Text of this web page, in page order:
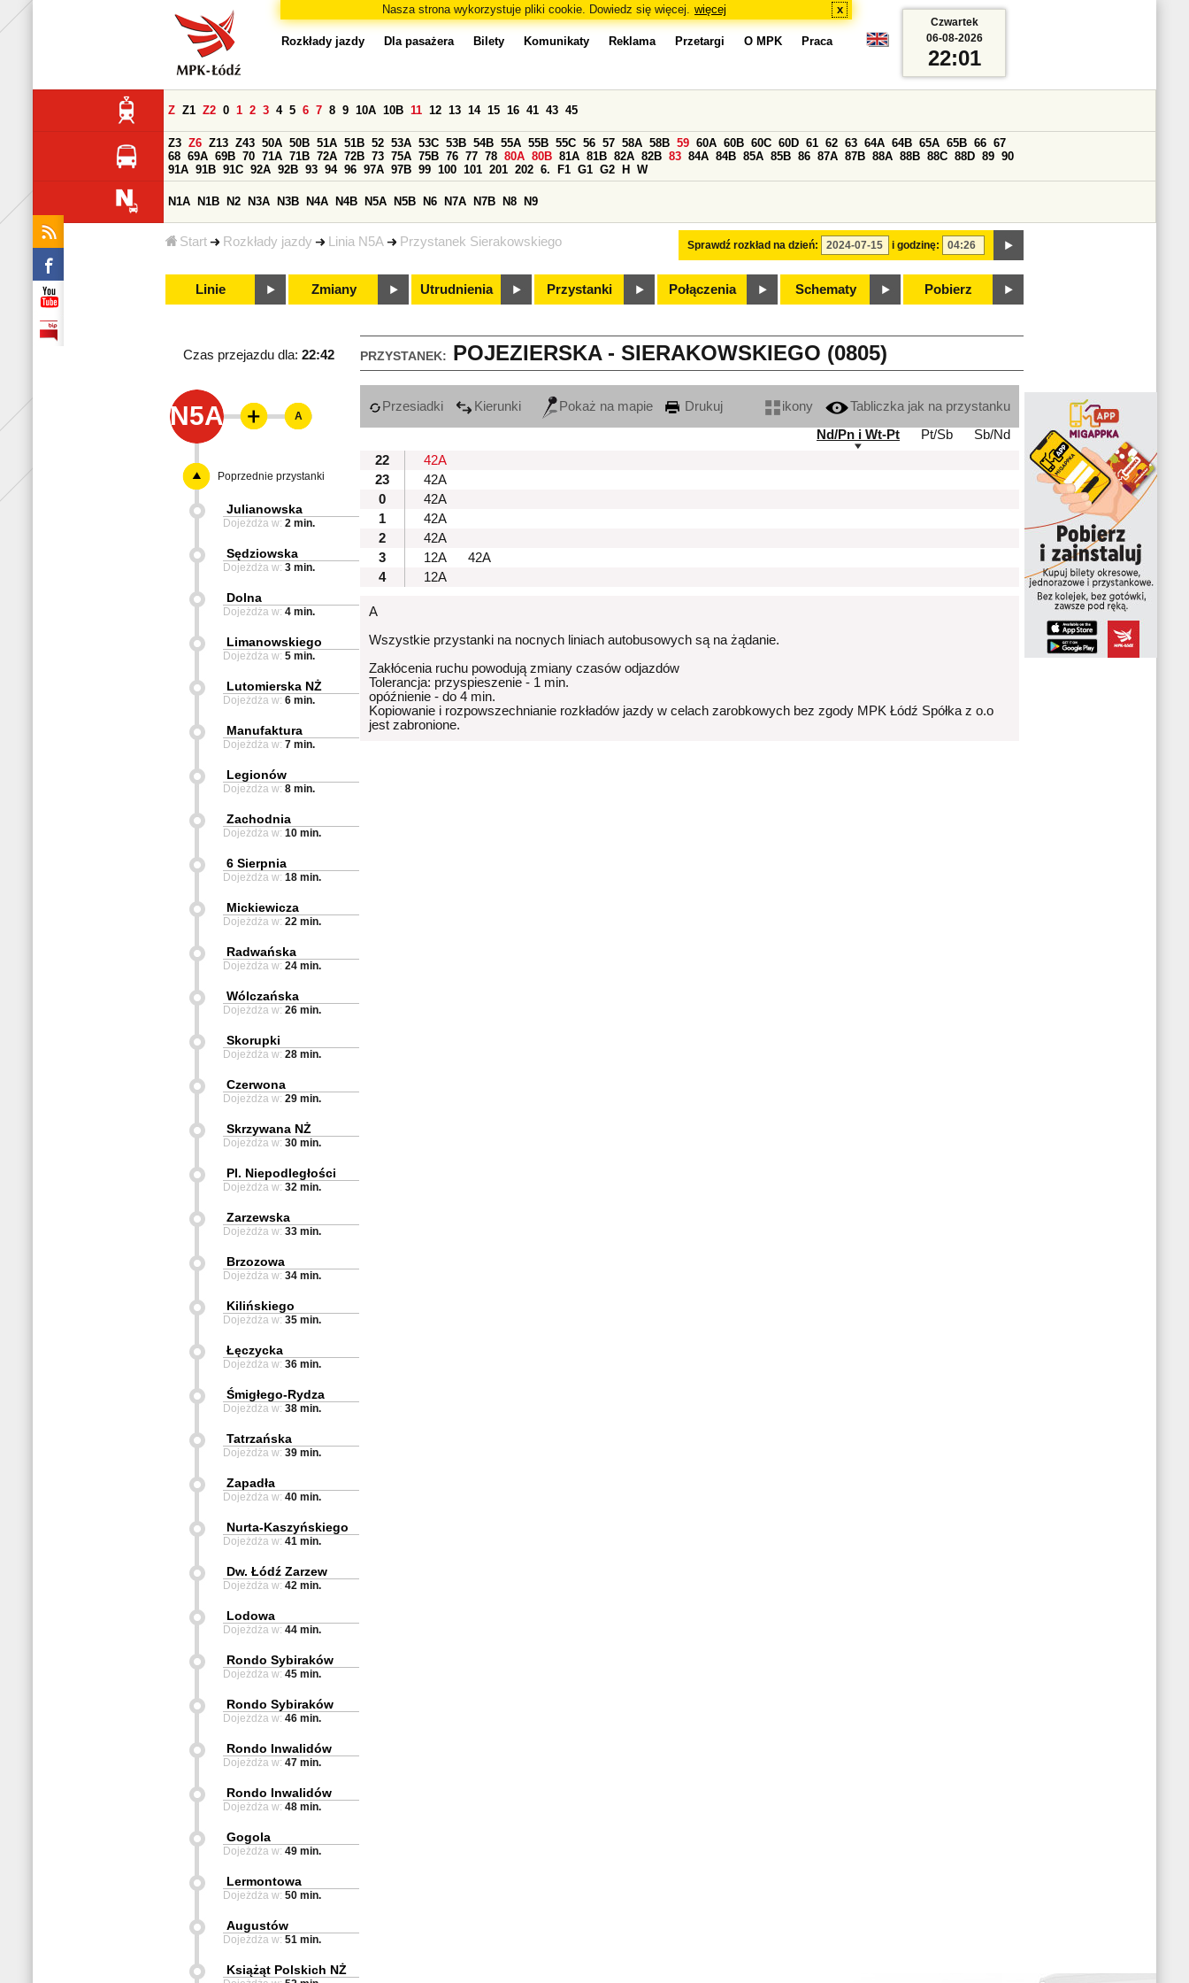
Nasza strona wykorzystuje pliki cookie. Dowiedz się więcej. więcej x
Start Rozkłady jazdy Linia N5A Przystanek Sierakowskiego
Rozkłady jazdy Dla pasażera Bilety Komunikaty Reklama Przetargi O MPK Praca
Sprawdź rozkład na dzień: i godzinę:
Z Z1 Z2 0 1 2 3 4 5 6 7 8 9 10A 10B 11 12 13 14 15 16 41 43 45
Z3 Z6 Z13 Z43 50A 50B 51A 51B 52 53A 53C 53B 54B 55A 55B 55C 56 57 58A 58B 59 60A 60B 60C 60D 61 62 63 64A 64B 65A 65B 66 67
68 69A 69B 70 71A 71B 72A 72B 73 75A 75B 76 77 78 80A 80B 81A 81B 82A 82B 83 84A 84B 85A 85B 86 87A 87B 88A 88B 88C 88D 89 90
91A 91B 91C 92A 92B 93 94 96 97A 97B 99 100 101 201 202 6. F1 G1 G2 H W
N1A N1B N2 N3A N3B N4A N4B N5A N5B N6 N7A N7B N8 N9
Linie Zmiany Utrudnienia Przystanki Połączenia Schematy Pobierz
Czwartek
06-08-2026
22:01
PRZYSTANEK: POJEZIERSKA - SIERAKOWSKIEGO (0805)
Czas przejazdu dla: 22:42
N5A Przesiadki Kierunki Pokaż na mapie Drukuj ikony
Tabliczka jak na przystanku
Nd/Pn i Wt-Pt
Pt/Sb
Sb/Nd
22
42A
23
42A
0
42A
1
42A
2
42A
3
12A
42A
4
12A
A
Wszystkie przystanki na nocnych liniach autobusowych są na żądanie.
Zakłócenia ruchu powodują zmiany czasów odjazdów
Tolerancja: przyspieszenie - 1 min.
opóźnienie - do 4 min.
Kopiowanie i rozpowszechnianie rozkładów jazdy w celach zarobkowych bez zgody MPK Łódź Spółka z o.o
jest zabronione.
A
Poprzednie przystanki
Julianowska
Dojeżdża w: 2 min.
Sędziowska
Dojeżdża w: 3 min.
Dolna
Dojeżdża w: 4 min.
Limanowskiego
Dojeżdża w: 5 min.
Lutomierska NŻ
Dojeżdża w: 6 min.
Manufaktura
Dojeżdża w: 7 min.
Legionów
Dojeżdża w: 8 min.
Zachodnia
Dojeżdża w: 10 min.
6 Sierpnia
Dojeżdża w: 18 min.
Mickiewicza
Dojeżdża w: 22 min.
Radwańska
Dojeżdża w: 24 min.
Wólczańska
Dojeżdża w: 26 min.
Skorupki
Dojeżdża w: 28 min.
Czerwona
Dojeżdża w: 29 min.
Skrzywana NŻ
Dojeżdża w: 30 min.
Pl. Niepodległości
Dojeżdża w: 32 min.
Zarzewska
Dojeżdża w: 33 min.
Brzozowa
Dojeżdża w: 34 min.
Kilińskiego
Dojeżdża w: 35 min.
Łęczycka
Dojeżdża w: 36 min.
Śmigłego-Rydza
Dojeżdża w: 38 min.
Tatrzańska
Dojeżdża w: 39 min.
Zapadła
Dojeżdża w: 40 min.
Nurta-Kaszyńskiego
Dojeżdża w: 41 min.
Dw. Łódź Zarzew
Dojeżdża w: 42 min.
Lodowa
Dojeżdża w: 44 min.
Rondo Sybiraków
Dojeżdża w: 45 min.
Rondo Sybiraków
Dojeżdża w: 46 min.
Rondo Inwalidów
Dojeżdża w: 47 min.
Rondo Inwalidów
Dojeżdża w: 48 min.
Gogola
Dojeżdża w: 49 min.
Lermontowa
Dojeżdża w: 50 min.
Augustów
Dojeżdża w: 51 min.
Książąt Polskich NŻ